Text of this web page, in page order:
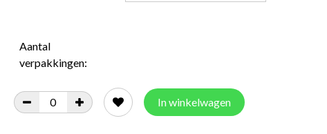
Aantal
verpakkingen:
In winkelwagen